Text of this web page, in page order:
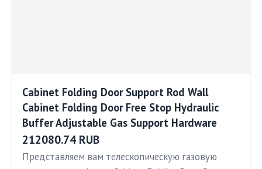
Cabinet Folding Door Support Rod Wall
Cabinet Folding Door Free Stop Hydraulic
Buffer Adjustable Gas Support Hardware
212080.74 RUB
Представляем вам телескопическую газовую